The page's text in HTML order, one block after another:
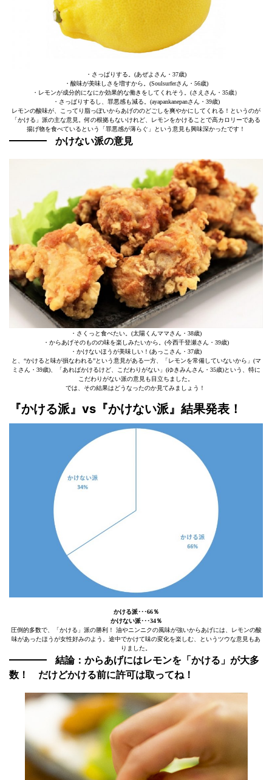
・さっぱりする。(あぜよさん・37歳)
・酸味が美味しさを増すから。(Soulsurferさん・56歳)
・レモンが成分的になにか効果的な働きをしてくれそう。(さえさん・35歳）
・さっぱりするし、罪悪感も減る。(ayapankanepanさん・39歳)
レモンの酸味が、こってり脂っぽいからあげののどごしを爽やかにしてくれる！というのが
「かける」派の主な意見。何の根拠もないけれど、レモンをかけることで高カロリーである
揚げ物を食べているという「罪悪感が薄らぐ」という意見も興味深かったです！
かけない派の意見
・さくっと食べたい。(太陽くんママさん・38歳)
・からあげそのものの味を楽しみたいから。(今西千登瀬さん・39歳)
・かけないほうが美味しい！(あっこさん・37歳)
と、“かけると味が損なわれる”という意見がある一方、「レモンを常備していないから」(マ
ミさん・39歳)、「あればかけるけど、こだわりがない」(ゆきみんさん・35歳)という、特に
こだわりがない派の意見も目立ちました。
では、その結果はどうなったのか見てみましょう！
『かける派』vs『かけない派』結果発表！
かける派･･･66％
かけない派･･･34％
圧倒的多数で、「かける」派の勝利！ 油やニンニクの風味が強いからあげには、レモンの酸
味があったほうが女性好みのよう。途中でかけて味の変化を楽しむ、というツウな意見もあ
りました。
結論：からあげにはレモンを「かける」が大多
数！ だけどかける前に許可は取ってね！